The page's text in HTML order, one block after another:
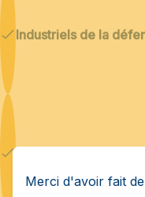
Industriels de la
Cybersécurité & IA
Merci d'avoir fait